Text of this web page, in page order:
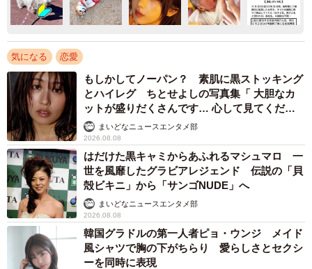
気になる 恋愛
もしかしてノーパン？ 素肌に黒ストッキング
とハイレグ ちとせよしの写真集「 大胆なカ
ットが盛りだくさんです… 心して見てくださ
い」まいどなニュースエンタメ部
2026.08.08
はだけた黒キャミからあふれるマシュマロ 一
世を風靡したグラビアレジェンド 伝説の「貝
殻ビキニ」から「サンゴNUDE」へ
まいどなニュースエンタメ部
2026.08.08
韓国グラドルの第一人者ピョ・ウンジ メイド
風シャツで胸の下がちらり 愛らしさとセクシ
ーを同時に表現